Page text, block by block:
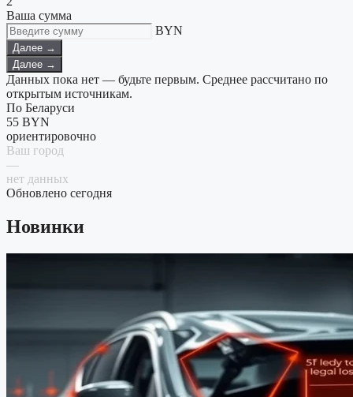
Ваша сумма
BYN
Далее →
Далее →
Данных пока нет — будьте первым. Среднее рассчитано по
открытым источникам.
По Беларуси
55 BYN
ориентировочно
Ваш город
—
нет данных
Обновлено сегодня
Новинки